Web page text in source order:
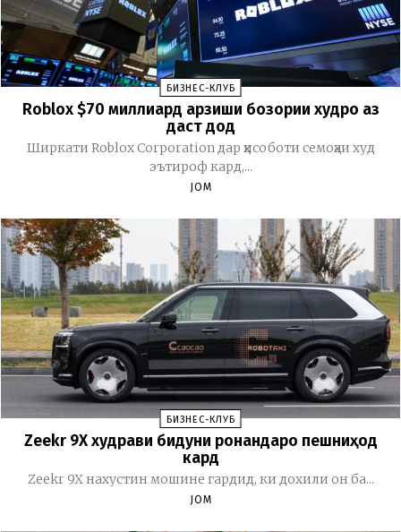
БИЗНЕС-КЛУБ
Roblox $70 миллиард арзиши бозории худро аз
даст дод
Ширкати Roblox Corporation дар ҳисоботи семоҳаи худ
эътироф кард,...
JOM
БИЗНЕС-КЛУБ
Zeekr 9X худрави бидуни ронандаро пешниҳод
кард
Zeekr 9X нахустин мошине гардид, ки дохили он ба...
JOM